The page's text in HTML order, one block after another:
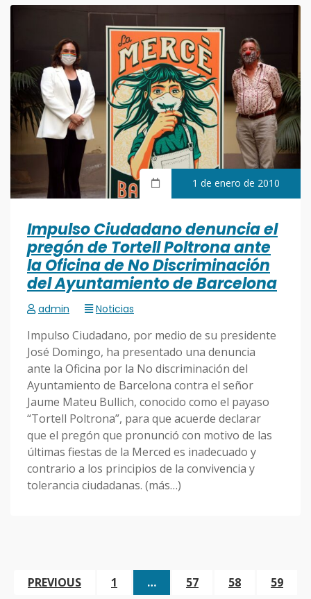
1 de enero de 2010
Impulso Ciudadano denuncia el
pregón de Tortell Poltrona ante
la Oficina de No Discriminación
del Ayuntamiento de Barcelona
admin Noticias
Impulso Ciudadano, por medio de su presidente
José Domingo, ha presentado una denuncia
ante la Oficina por la No discriminación del
Ayuntamiento de Barcelona contra el señor
Jaume Mateu Bullich, conocido como el payaso
“Tortell Poltrona”, para que acuerde declarar
que el pregón que pronunció con motivo de las
últimas fiestas de la Merced es inadecuado y
contrario a los principios de la convivencia y
tolerancia ciudadanas. (más…)
PREVIOUS 1 … 57 58 59